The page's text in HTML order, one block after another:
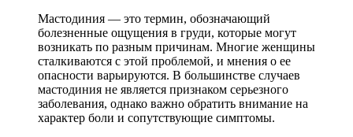
Мастодиния — это термин, обозначающий
болезненные ощущения в груди, которые могут
возникать по разным причинам. Многие женщины
сталкиваются с этой проблемой, и мнения о ее
опасности варьируются. В большинстве случаев
мастодиния не является признаком серьезного
заболевания, однако важно обратить внимание на
характер боли и сопутствующие симптомы.